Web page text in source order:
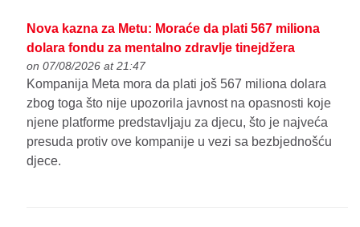
Nova kazna za Metu: Moraće da plati 567 miliona
dolara fondu za mentalno zdravlje tinejdžera
on 07/08/2026 at 21:47
Kompanija Meta mora da plati još 567 miliona dolara
zbog toga što nije upozorila javnost na opasnosti koje
njene platforme predstavljaju za djecu, što je najveća
presuda protiv ove kompanije u vezi sa bezbjednošću
djece.